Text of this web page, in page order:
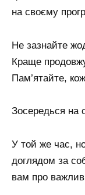
на своєму
Не зазнайте
Краще
Пам’ятайте,
Зосередься на
У той же час,
доглядом за
вам про